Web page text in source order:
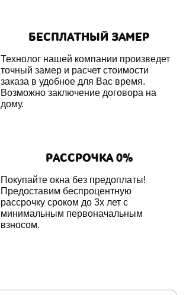
БЕСПЛАТНЫЙ ЗАМЕР
Технолог нашей компании произведет
точный замер и расчет стоимости
заказа в удобное для Вас время.
Возможно заключение договора на
дому.
РАССРОЧКА 0%
Покупайте окна без предоплаты!
Предоставим беспроцентную
рассрочку сроком до 3х лет с
минимальным первоначальным
взносом.